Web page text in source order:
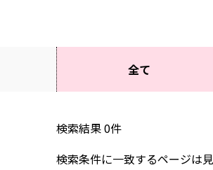
全て
検索結果0件
検索条件に一致するページは